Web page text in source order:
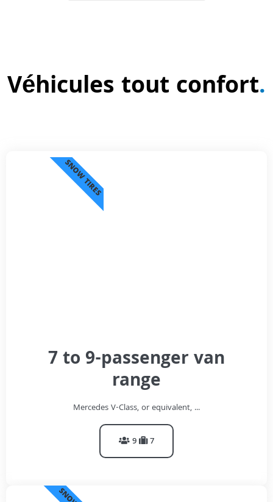
Véhicules tout confort.
7 to 9-passenger van
range
Mercedes V-Class, or equivalent, ...
9 7
SNOW TIRES